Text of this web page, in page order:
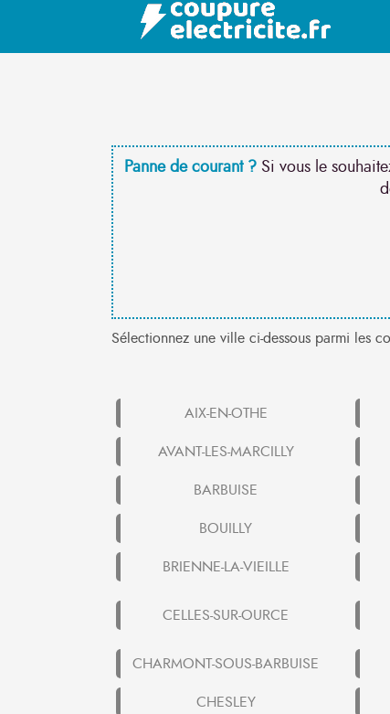
Panne de courant ? Si vous le
Sélectionnez une ville ci-dessous parmi les
AIX-EN-OTHE
AVANT-LES-MARCILLY
BARBUISE
BOUILLY
BRIENNE-LA-VIEILLE
CELLES-SUR-OURCE
CHARMONT-SOUS-BARBUISE
CHESLEY